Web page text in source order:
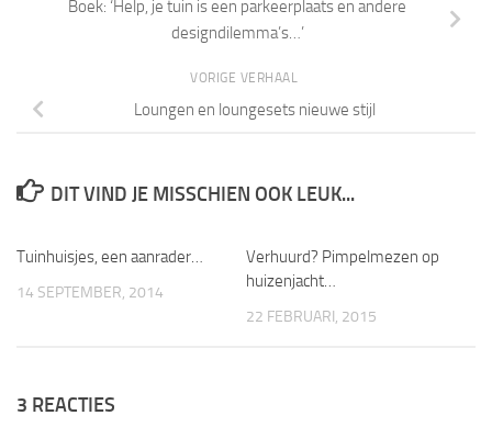
Boek: ‘Help, je tuin is een parkeerplaats en andere
designdilemma’s…’
VORIGE VERHAAL
Loungen en loungesets nieuwe stijl
DIT VIND JE MISSCHIEN OOK LEUK...
Tuinhuisjes, een aanrader…
14 SEPTEMBER, 2014
Verhuurd? Pimpelmezen op
huizenjacht…
22 FEBRUARI, 2015
3 REACTIES